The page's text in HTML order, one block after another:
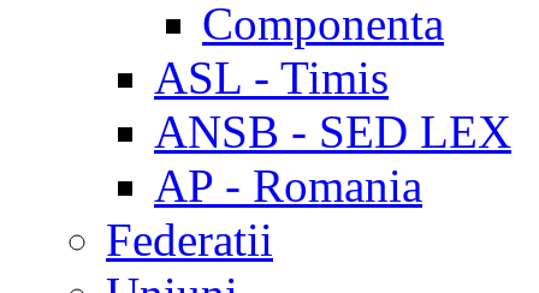
Componenta
ASL - Timis
ANSB - SED LEX
AP - Romania
Federatii